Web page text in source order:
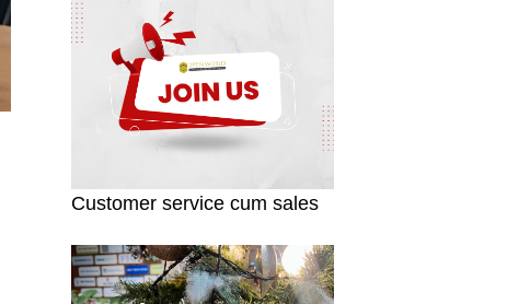
Customer service cum sales